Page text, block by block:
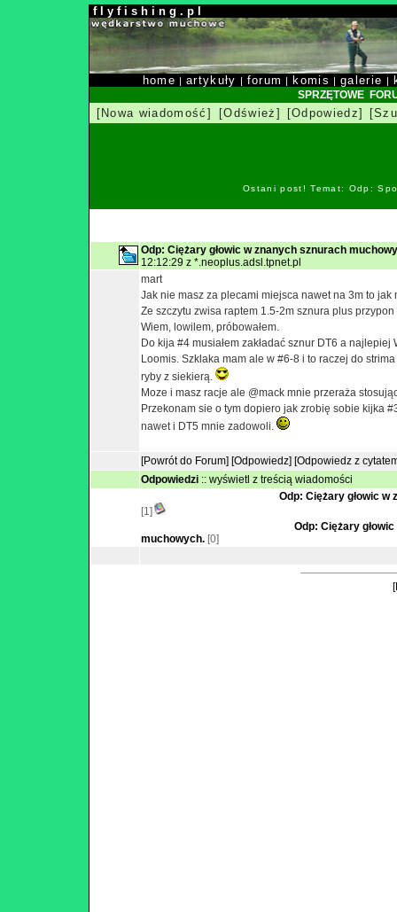
f l y f i s h i n g . p l
home |artykuły | forum | komis |galerie |
SPRZĘTOWE
[Nowa wiadomość] [Odśwież] [Odpowiedz]
Ostani post! Temat: Odp:
Odp: Ciężary głowic w znanych sznurach
12:12:29 z *.neoplus.adsl.tpnet.pl
mart
Jak nie masz za plecami miejsca nawet na 3m to
Ze szczytu zwisa raptem 1.5-2m sznura plus
Wiem, lowilem, próbowałem.
Do kija #4 musiałem zakładać sznur DT6 a
Loomis. Szklaka mam ale w #6-8 i to raczej do
ryby z siekierą.
Moze i masz racje ale @mack mnie przeraża
Przekonam sie o tym dopiero jak zrobię sobie kijka
nawet i DT5 mnie zadowoli.
[Powrót do Forum] [Odpowiedz] [Odpowiedz z
Odpowiedzi :: wyświetl z treścią wiadomości
Odp: Ciężary głowic
[1]
Odp: Ciężary
muchowych. [0]